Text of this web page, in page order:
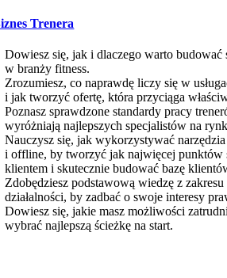
Trenera
Dowiesz się, jak i dlaczego warto budować
w branży fitness.
Zrozumiesz, co naprawdę liczy się w
i jak tworzyć ofertę, która przyciąga
Poznasz sprawdzone standardy pracy
wyróżniają najlepszych specjalistów na
Nauczysz się, jak wykorzystywać
i offline, by tworzyć jak najwięcej punktów
klientem i skutecznie budować bazę
Zdobędziesz podstawową wiedzę z
działalności, by zadbać o swoje interesy
Dowiesz się, jakie masz możliwości
wybrać najlepszą ścieżkę na start.